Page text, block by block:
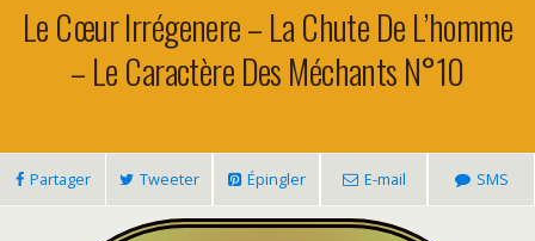
Le Cœur Irrégenere – La Chute De L’homme
– Le Caractère Des Méchants N°10
Partager Tweeter Épingler E-mail SMS